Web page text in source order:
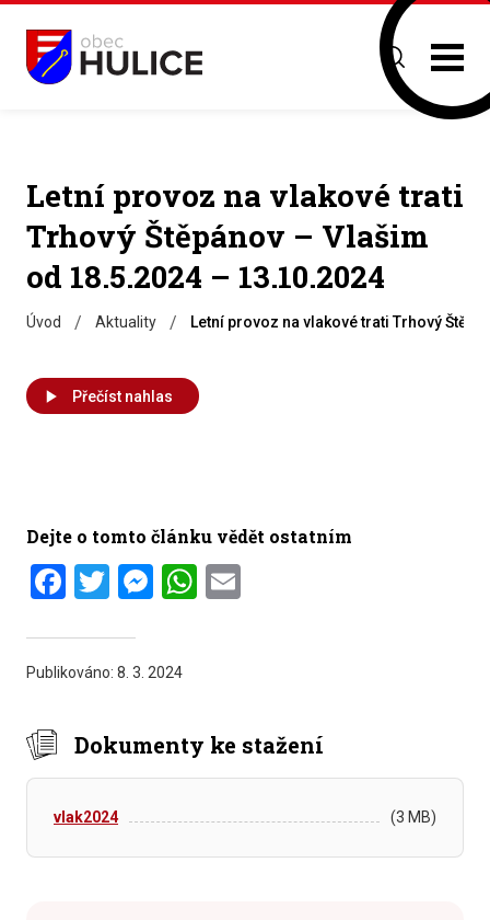
Letní provoz na vlakové trati
Trhový Štěpánov – Vlašim
od 18.5.2024 – 13.10.2024
Úvod / Aktuality / Letní provoz na vlakové trati Trhový
Přečíst nahlas
Dejte o tomto článku vědět ostatním
Facebook
Twitter
Messenger
WhatsApp
Publikováno: 8. 3. 2024
Dokumenty ke stažení
vlak2024 (3 MB)